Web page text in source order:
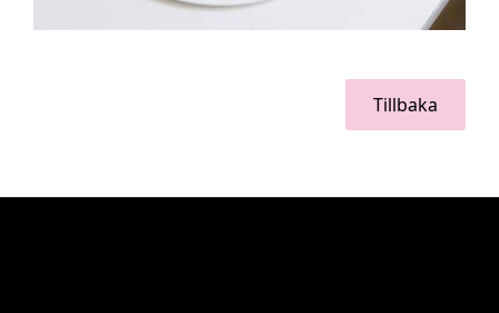
Tillbaka